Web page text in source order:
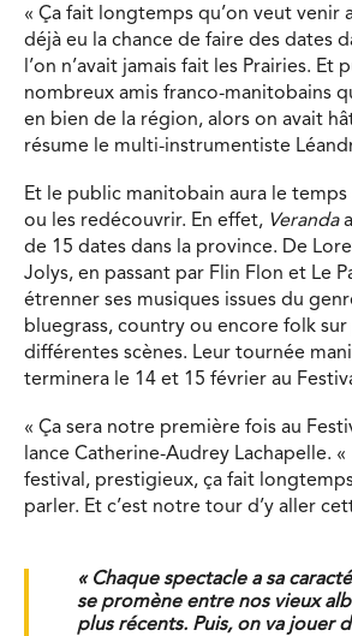
« Ça fait longtemps qu’on veut venir
déjà eu la chance de faire des dates
l’on n’avait jamais fait les Prairies. Et
nombreux amis franco-manitobains
en bien de la région, alors on avait
résume le multi-instrumentiste
Et le public manitobain aura le
ou les redécouvrir. En effet, Veranda
de 15 dates dans la province. De
Jolys, en passant par Flin Flon et Le
étrenner ses musiques issues du
bluegrass, country ou encore folk sur
différentes scènes. Leur tournée
terminera le 14 et 15 février au
« Ça sera notre première fois au
lance Catherine-Audrey Lachapelle. «
festival, prestigieux, ça fait
parler. Et c’est notre tour d’y aller
« Chaque spectacle a sa
se promène entre nos vieux
plus récents. Puis, on va jouer